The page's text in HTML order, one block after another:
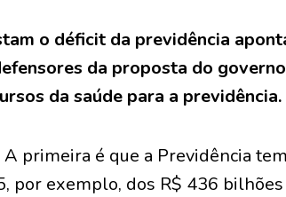
o déficit da previdência
da proposta do
da saúde para a
A primeira é que a Previdência
por exemplo, dos R$ 436